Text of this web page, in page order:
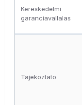
Kereskedelmi
garanciavallalas
Tajekoztato